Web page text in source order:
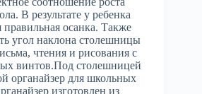
В результате у ребенка
правильная осанка. Также
угол наклона столешницы
чтения и рисования с
винтов.Под столешницей
органайзер для школьных
изготовлен из